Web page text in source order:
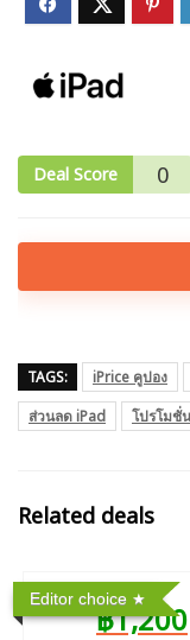
Deal Score 0
TAGS: iPrice คูปอง
ส่วนลด iPad
โปรโมชั่
Related deals
Editor choice
฿1,200